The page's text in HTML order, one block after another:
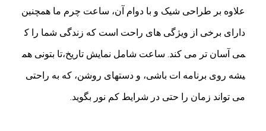
علاوه بر طراحی شیک و با دوام آن، ساعت چرم ما همچنین
دارای برخی از ویژگی های راحت است که زندگی شما را ک
می آسان تر می کند. ساعت شامل نمایش تاریخ،تا بتونی هم
یشه روی برنامه ات باشی، و دستهای روشن، که به راحتی
می تواند زمان را حتی در شرایط کم نور بگوید.